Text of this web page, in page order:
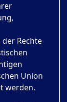
Rechte
Union
werden.